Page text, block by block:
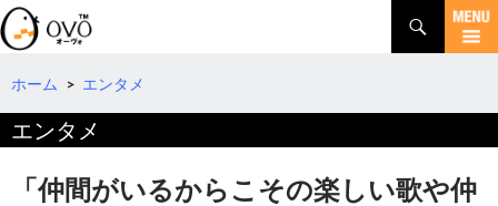
検
索
コ
テ
へ
ホーム > エンタメ
エンタメ
「仲間がいるからこその楽しい歌や仲